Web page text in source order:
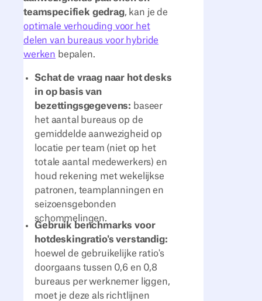
teamspecifiek gedrag, kan je de
optimale verhouding voor het
delen van bureaus voor hybride
werken bepalen.
Schat de vraag naar hot desks
in op basis van
bezettingsgegevens: baseer
het aantal bureaus op de
gemiddelde aanwezigheid op
locatie per team (niet op het
totale aantal medewerkers) en
houd rekening met wekelijkse
patronen, teamplanningen en
seizoensgebonden
schommelingen.
Gebruik benchmarks voor
hotdeskingratio's verstandig:
hoewel de gebruikelijke ratio's
doorgaans tussen 0,6 en 0,8
bureaus per werknemer liggen,
moet je deze als richtlijnen